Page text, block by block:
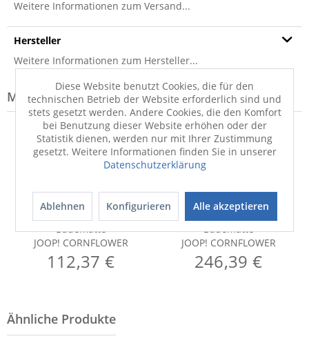
Weitere Informationen zum Versand...
Hersteller
Weitere Informationen zum Hersteller...
Modell-Familie: CORNFLOWER
Badematte
JOOP! CORNFLOWER
112,37 €
Badematte
JOOP! CORNFLOWER
246,39 €
Diese Website benutzt Cookies, die für den
technischen Betrieb der Website erforderlich sind und
stets gesetzt werden. Andere Cookies, die den Komfort
bei Benutzung dieser Website erhöhen oder der
Statistik dienen, werden nur mit Ihrer Zustimmung
gesetzt. Weitere Informationen finden Sie in unserer
Datenschutzerklärung
Ablehnen Konfigurieren Alle akzeptieren